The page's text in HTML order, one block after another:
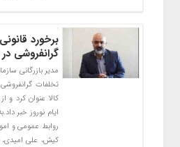
برخورد
گرانفروشی
مدیر بازرگانی
تخلفات
کالا عنوان کرد و
ایام نوروز خبر
روابط عمومی و
کیش، علی امیدی،